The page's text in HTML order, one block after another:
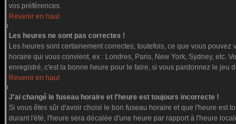
vos préférences.
Revenir en haut
Les heures ne sont pas correctes !
Les heures sont certainement correctes, toutefois, ce que vous
horaire qui vous convient, ex : Londres, Paris, New York, Sydney, etc.
enregistré, c'est la bonne heure pour le faire, si vous pardonnez le jeu
Revenir en haut
J'ai changé le fuseau horaire et l'heure est toujours incorrecte !
Si vous êtes sûr d'avoir choisi le bon fuseau horaire et que l'heure est
durant l'été, l'heure sera décalée d'une heure par rapport à l'heure